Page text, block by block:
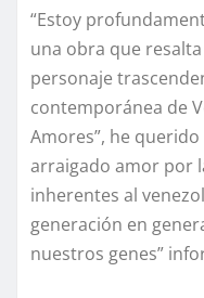
“Estoy
una obra que
personaje
contemporánea de
Amores”, he
arraigado amor por
inherentes al
generación en
nuestros genes”